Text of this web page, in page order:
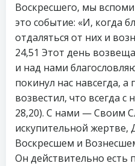
Воскресшего, мы
это событие: «И, когда
отдаляться от них и
24,51 Этот день
и над нами
покинул нас навсегда,
возвестил, что всегда
28,20). С нами — Своим
искупительной жертве,
Воскресшем и
Он действительно есть